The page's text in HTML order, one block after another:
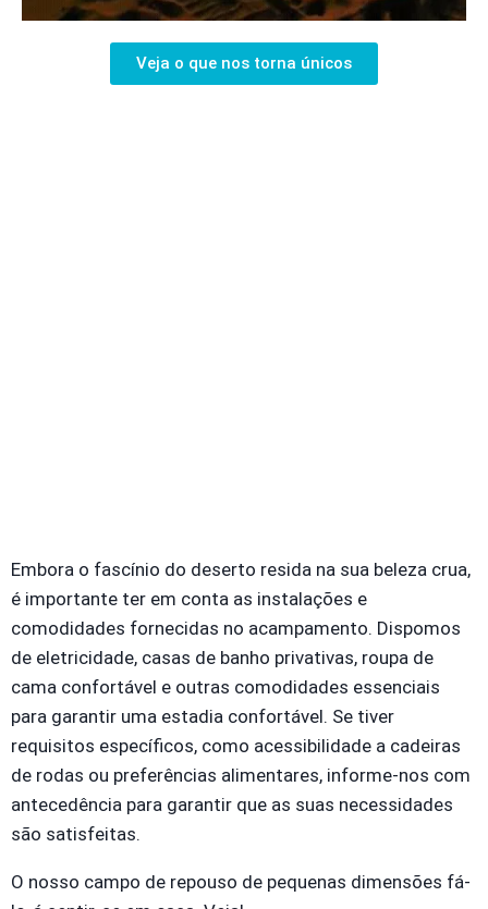
Veja o que nos torna únicos
Embora o fascínio do deserto resida na sua beleza crua,
é importante ter em conta as instalações e
comodidades fornecidas no acampamento. Dispomos
de eletricidade, casas de banho privativas, roupa de
cama confortável e outras comodidades essenciais
para garantir uma estadia confortável. Se tiver
requisitos específicos, como acessibilidade a cadeiras
de rodas ou preferências alimentares, informe-nos com
antecedência para garantir que as suas necessidades
são satisfeitas.
O nosso campo de repouso de pequenas dimensões fá-